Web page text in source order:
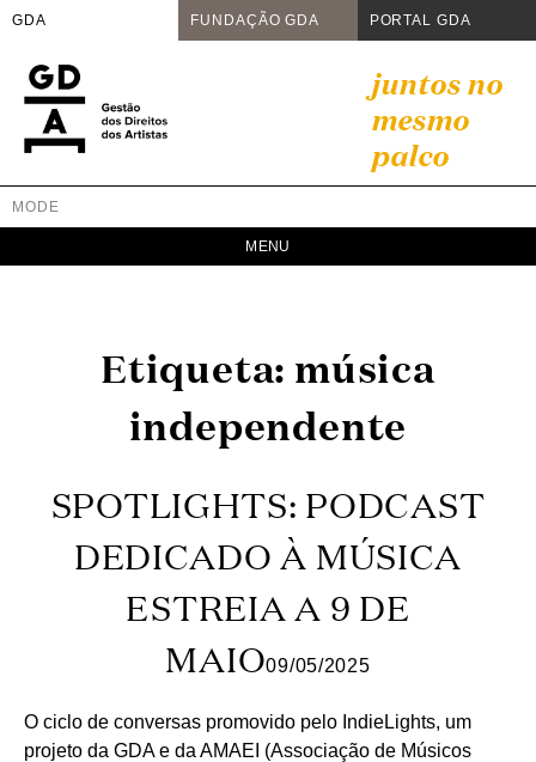
GDA FUNDAÇÃO GDA PORTAL GDA
content
juntos no
mesmo
palco
GDA
Juntos no mesmo palco
MODE
Etiqueta: música
independente
SPOTLIGHTS: PODCAST
DEDICADO À MÚSICA
ESTREIA A 9 DE
MAIO09/05/2025
O ciclo de conversas promovido pelo IndieLights, um
projeto da GDA e da AMAEI (Associação de Músicos